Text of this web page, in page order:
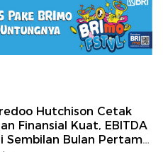
Hutchison Cetak
Finansial Kuat, EBITDA
Sembilan Bulan Pertama